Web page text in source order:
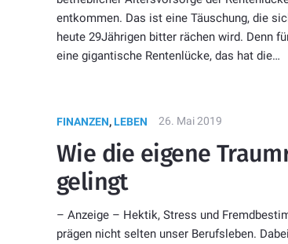
entkommen. Das ist eine Täuschung, die
heute 29Jährigen bitter rächen wird. Denn
eine gigantische Rentenlücke, das hat die…
FINANZEN,LEBEN 26. Mai 2019
Wie die eigene
gelingt
– Anzeige – Hektik, Stress und
prägen nicht selten unser Berufsleben.